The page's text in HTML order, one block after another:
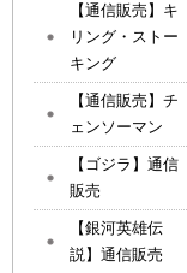
【通信販売】キ
リング・ストー
キング
【通信販売】チ
ェンソーマン
【ゴジラ】通信
販売
【銀河英雄伝
説】通信販売